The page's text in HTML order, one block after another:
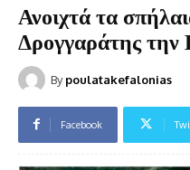
Ανοιχτά τα
Δρογγαράτης
By poulatakefalonias
Facebook